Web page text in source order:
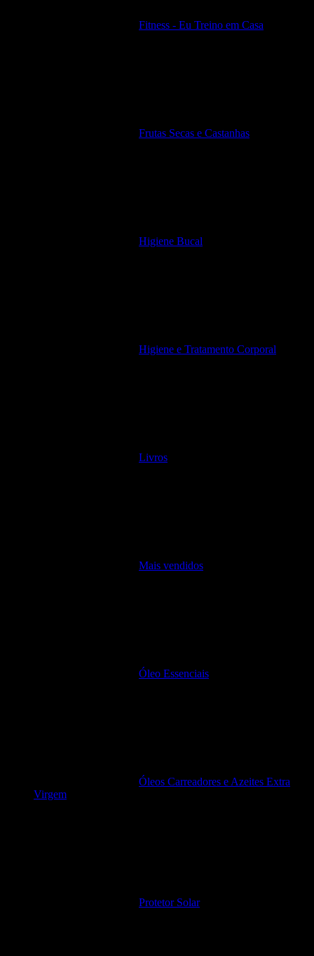
Fitness - Eu Treino em Casa
Frutas Secas e Castanhas
Higiene Bucal
Higiene e Tratamento Corporal
Livros
Mais vendidos
Óleo Essenciais
Óleos Carreadores e Azeites Extra
Virgem
Protetor Solar